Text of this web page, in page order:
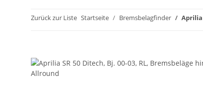
Zurück zur Liste Startseite Bremsbelagfinder Aprilia